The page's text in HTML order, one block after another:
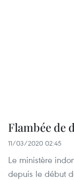
Flambée de
11/03/2020 02:45
Le ministère
depuis le début